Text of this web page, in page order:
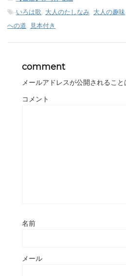
-いろは歌, 大人のたしなみ, 大人の趣味,
への道, 見本付き
comment
メールアドレスが公開されること
コメント
名前
メール